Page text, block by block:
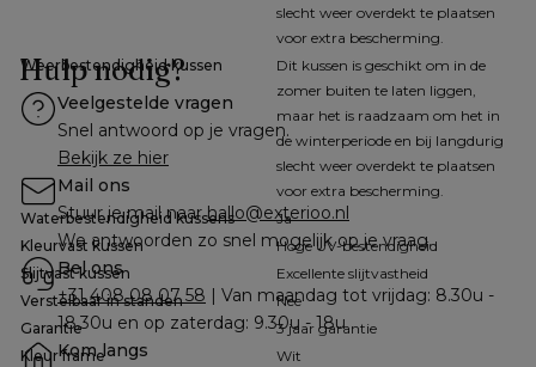
slecht weer overdekt te plaatsen
voor extra bescherming.
Weerbestendigheid kussen
Dit kussen is geschikt om in de
zomer buiten te laten liggen,
maar het is raadzaam om het in
de winterperiode en bij langdurig
slecht weer overdekt te plaatsen
voor extra bescherming.
Waterbestendigheid kussens
Ja
Kleurvast kussen
Hoge UV-bestendigheid
Slijtvast kussen
Excellente slijtvastheid
Verstelbaar in standen
Nee
Garantie
3 jaar garantie
Kleur frame
Wit
Hulp nodig?
Veelgestelde vragen
Snel antwoord op je vragen.
Bekijk ze hier
Mail ons
Stuur je mail naar hallo@exterioo.nl
We antwoorden zo snel mogelijk op je vraag.
Bel ons
+31 408 08 07 58 | Van maandag tot vrijdag: 8.30u -
18.30u en op zaterdag: 9.30u - 18u
Kom langs